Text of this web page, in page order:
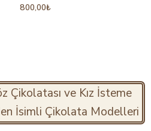
800,00₺
Çikolatası ve Kız İsteme
İsimli Çikolata Modelleri